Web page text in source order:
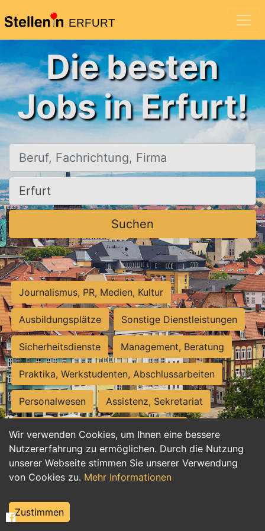
ERFURT
Wir verwenden Cookies, um Ihnen eine bessere
Nutzererfahrung zu ermöglichen. Durch die Nutzung
unserer Webseite stimmen Sie unserer Verwendung
von Cookies zu. Mehr Informationen
Zustimmen
Die besten
Jobs in Erfurt!
Beruf, Fachrichtung, Firma
Ort, Stadt
Suchen
Journalismus, PR, Medien, Kultur
Ausbildungsplätze Sonstige Dienstleistungen
Sicherheitsdienste Management, Beratung
Praktika, Werkstudenten, Abschlussarbeiten
Personalwesen Assistenz, Sekretariat
Hilfskräfte, Aushilfs- und Nebenjobs
Einkauf, Logistik, Materialwirtschaft
Weiterbildung, Studium, duale Ausbildung
Tourismus